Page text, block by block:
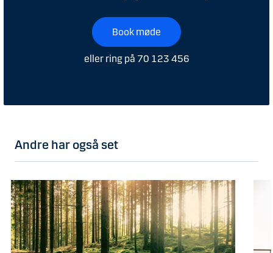
Book møde
eller ring på 70 123 456
Andre har også set